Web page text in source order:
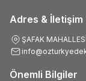
Adres & İletişim
ŞAFAK
Önemli Bilgiler